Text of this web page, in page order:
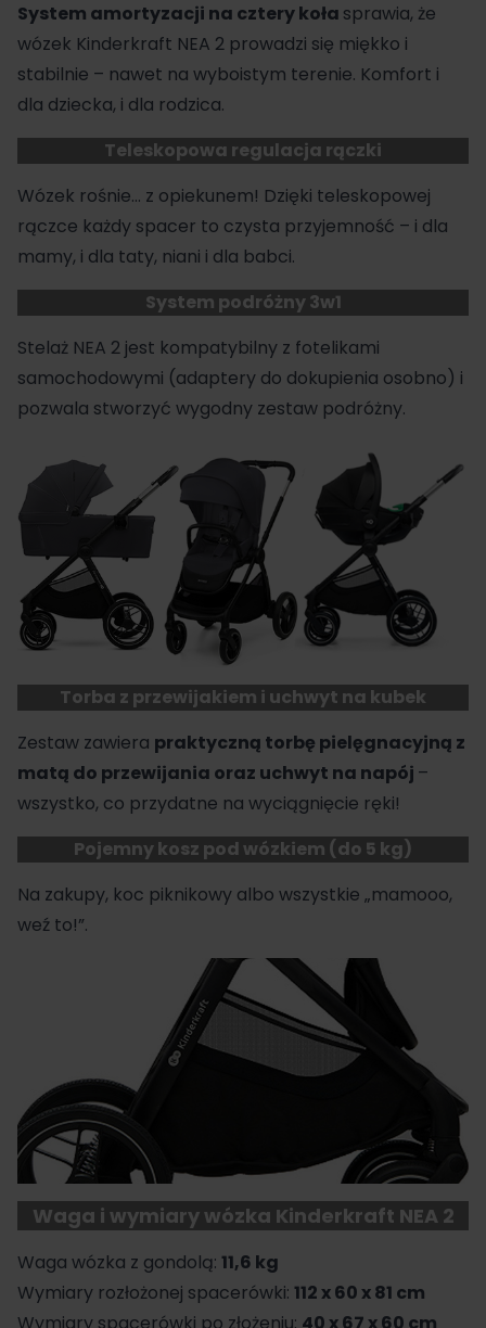
System amortyzacji na cztery koła sprawia, że
wózek Kinderkraft NEA 2 prowadzi się miękko i
stabilnie – nawet na wyboistym terenie. Komfort i
dla dziecka, i dla rodzica.
Teleskopowa regulacja rączki
Wózek rośnie… z opiekunem! Dzięki teleskopowej
rączce każdy spacer to czysta przyjemność – i dla
mamy, i dla taty, niani i dla babci.
System podróżny 3w1
Stelaż NEA 2 jest kompatybilny z fotelikami
samochodowymi (adaptery do dokupienia osobno) i
pozwala stworzyć wygodny zestaw podróżny.
Torba z przewijakiem i uchwyt na kubek
Zestaw zawiera praktyczną torbę pielęgnacyjną z
matą do przewijania oraz uchwyt na napój –
wszystko, co przydatne na wyciągnięcie ręki!
Pojemny kosz pod wózkiem (do 5 kg)
Na zakupy, koc piknikowy albo wszystkie „mamooo,
weź to!”.
Waga i wymiary wózka Kinderkraft NEA 2
Waga wózka z gondolą: 11,6 kg
Wymiary rozłożonej spacerówki: 112 x 60 x 81 cm